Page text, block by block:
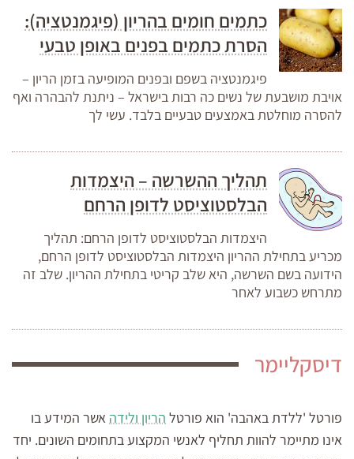
כתמים חומים בהריון (פיגמנטציה):
הסרת כתמים בפנים באופן טבעי
פיגמנטציה בשפם ובפנים המופיעה בזמן הריון –
אויבת מושבעת של נשים כה רבות בישראל – ניתנת להבהרה ואף
להסרה מוחלטת באמצעים טבעיים בלבד. עשי לך
תהליך ההשרשה – היצמדות
הבלסטוציסט לדופן הרחם
היצמדות הבלסטוציסט לדופן הרחם: תהליך
מכריע בתחילת ההריון היצמדות הבלסטוציסט לדופן הרחם,
הידועה בשם השרשה, היא שלב קריטי בתחילת ההריון. שלב זה
מתרחש כשבוע לאחר
דיסקליימר
פורטל 'ללדת באהבה' הוא פורטל הריון ולידה אשר המידע בו
אינו מתיימר להוות תחליף לאנשי המקצוע בתחומים השונים. יחד